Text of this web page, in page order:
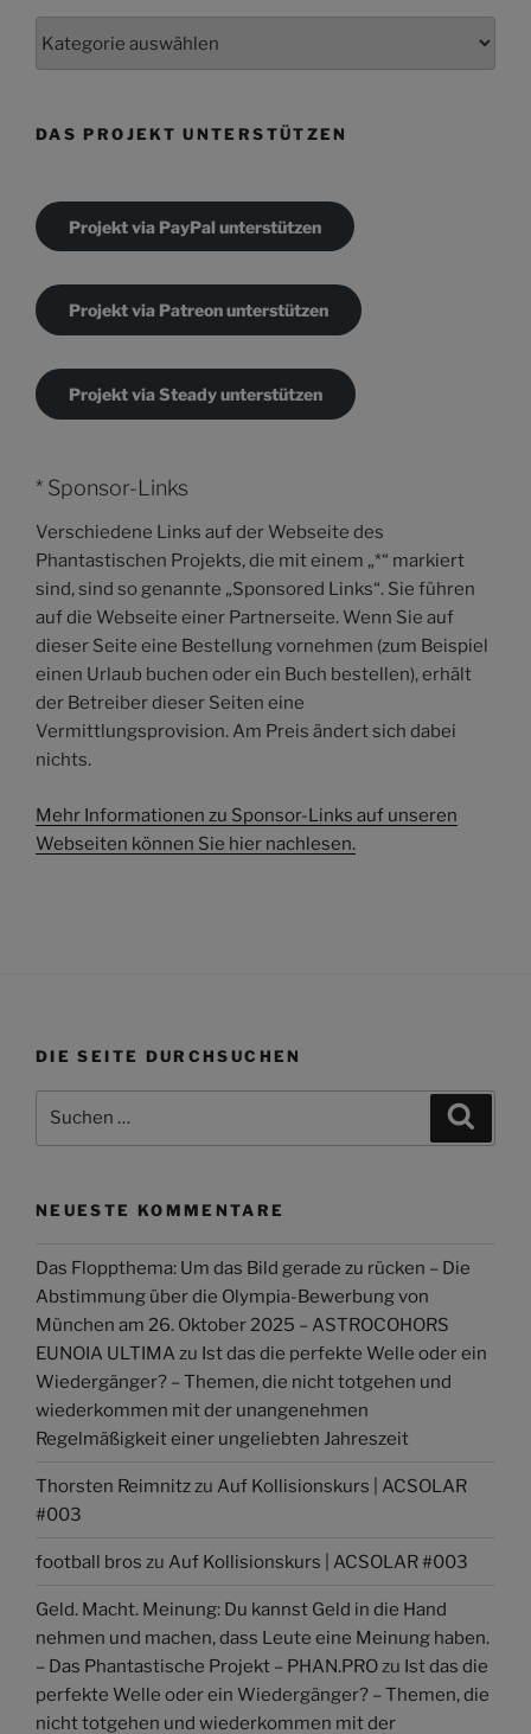
DAS PROJEKT UNTERSTÜTZEN
Projekt via PayPal unterstützen
Projekt via Patreon unterstützen
Projekt via Steady unterstützen
* Sponsor-Links
Verschiedene Links auf der Webseite des
Phantastischen Projekts, die mit einem „*“ markiert
sind, sind so genannte „Sponsored Links“. Sie führen
auf die Webseite einer Partnerseite. Wenn Sie auf
dieser Seite eine Bestellung vornehmen (zum Beispiel
einen Urlaub buchen oder ein Buch bestellen), erhält
der Betreiber dieser Seiten eine
Vermittlungsprovision. Am Preis ändert sich dabei
nichts.
Mehr Informationen zu Sponsor-Links auf unseren
Webseiten können Sie hier nachlesen.
DIE SEITE DURCHSUCHEN
NEUESTE KOMMENTARE
Das Floppthema: Um das Bild gerade zu rücken – Die
Abstimmung über die Olympia-Bewerbung von
München am 26. Oktober 2025 – ASTROCOHORS
EUNOIA ULTIMA zu Ist das die perfekte Welle oder ein
Wiedergänger? – Themen, die nicht totgehen und
wiederkommen mit der unangenehmen
Regelmäßigkeit einer ungeliebten Jahreszeit
Thorsten Reimnitz zu Auf Kollisionskurs | ACSOLAR
#003
football bros zu Auf Kollisionskurs | ACSOLAR #003
Geld. Macht. Meinung: Du kannst Geld in die Hand
nehmen und machen, dass Leute eine Meinung haben.
– Das Phantastische Projekt – PHAN.PRO zu Ist das die
perfekte Welle oder ein Wiedergänger? – Themen, die
nicht totgehen und wiederkommen mit der